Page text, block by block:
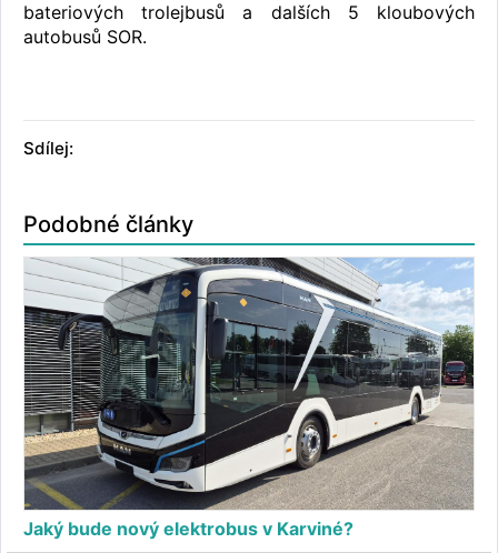
bateriových trolejbusů a dalších 5 kloubových
autobusů SOR.
Sdílej:
Podobné články
Jaký bude nový elektrobus v Karviné?